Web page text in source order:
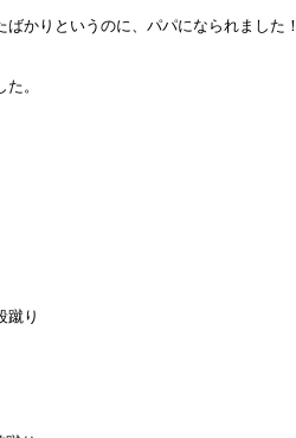
ばかりというのに、パパになられました！
。
蹴り